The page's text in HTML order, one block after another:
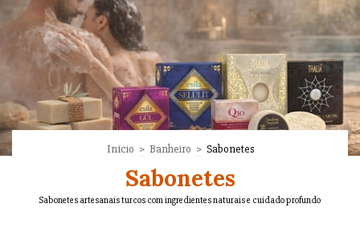
Início > Banheiro > Sabonetes
Sabonetes
Sabonetes artesanais turcos com ingredientes naturais e cuidado profundo